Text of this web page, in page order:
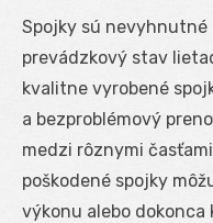
Spojky sú nevyhnutné
prevádzkový stav
kvalitne vyrobené
a bezproblémový
medzi rôznymi
poškodené spojky
výkonu alebo dokonca